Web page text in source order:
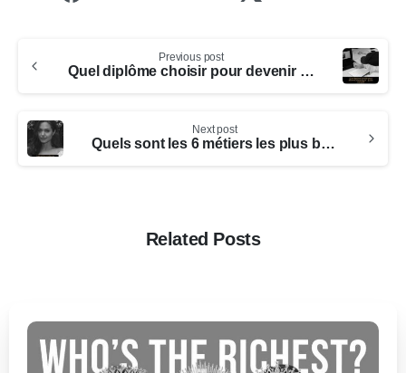
Previous post
Quel diplôme choisir pour devenir mannequin : guide complet
Next post
Quels sont les 6 métiers les plus beaux du monde : critères, valorisation et points clés
Related Posts